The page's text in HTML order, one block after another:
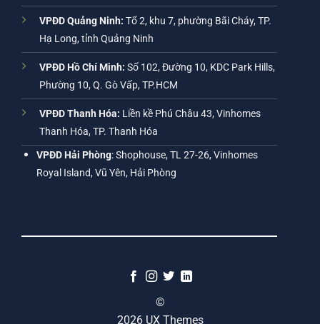
VPĐD Quảng Ninh: Tổ 2, khu 7, phường Bãi Cháy, TP.
Hạ Long, tỉnh Quảng Ninh
VPĐD Hồ Chí Minh: Số 102, Đường 10, KDC Park Hills,
Phường 10, Q. Gò Vấp, TP.HCM
VPĐD Thanh Hóa: Liền kề Phú Châu 43, Vinhomes
Thanh Hóa, TP. Thanh Hóa
VPĐD Hải Phòng: Shophouse, TL 27-26, Vinhomes
Royal Island, Vũ Yên, Hải Phòng
©
2026 UX Themes